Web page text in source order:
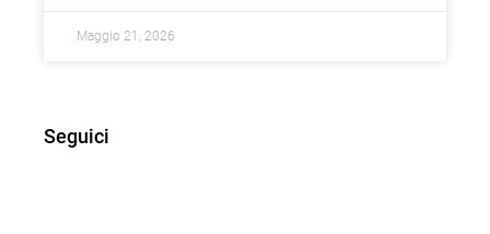
Maggio 21, 2026
Seguici